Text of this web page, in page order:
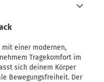
mit einer modernen,
Tragekomfort im
sich deinem Körper
Bewegungsfreiheit. Der